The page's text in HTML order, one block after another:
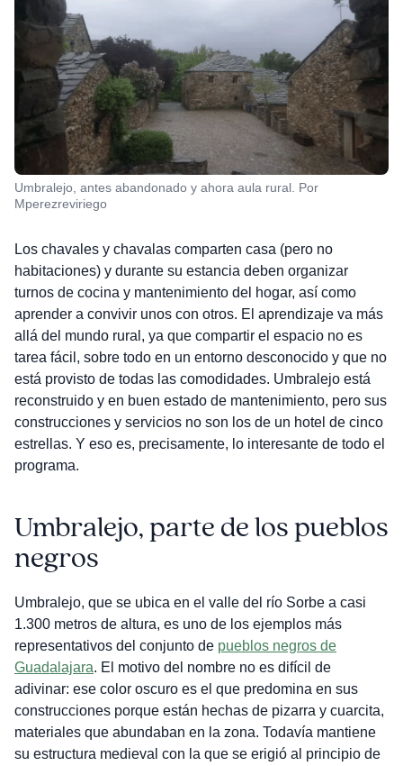
Umbralejo, antes abandonado y ahora aula rural. Por
Mperezreviriego
Los chavales y chavalas comparten casa (pero no
habitaciones) y durante su estancia deben organizar
turnos de cocina y mantenimiento del hogar, así como
aprender a convivir unos con otros. El aprendizaje va más
allá del mundo rural, ya que compartir el espacio no es
tarea fácil, sobre todo en un entorno desconocido y que no
está provisto de todas las comodidades. Umbralejo está
reconstruido y en buen estado de mantenimiento, pero sus
construcciones y servicios no son los de un hotel de cinco
estrellas. Y eso es, precisamente, lo interesante de todo el
programa.
Umbralejo, parte de los pueblos
negros
Umbralejo, que se ubica en el valle del río Sorbe a casi
1.300 metros de altura, es uno de los ejemplos más
representativos del conjunto de pueblos negros de
Guadalajara. El motivo del nombre no es difícil de
adivinar: ese color oscuro es el que predomina en sus
construcciones porque están hechas de pizarra y cuarcita,
materiales que abundaban en la zona. Todavía mantiene
su estructura medieval con la que se erigió al principio de